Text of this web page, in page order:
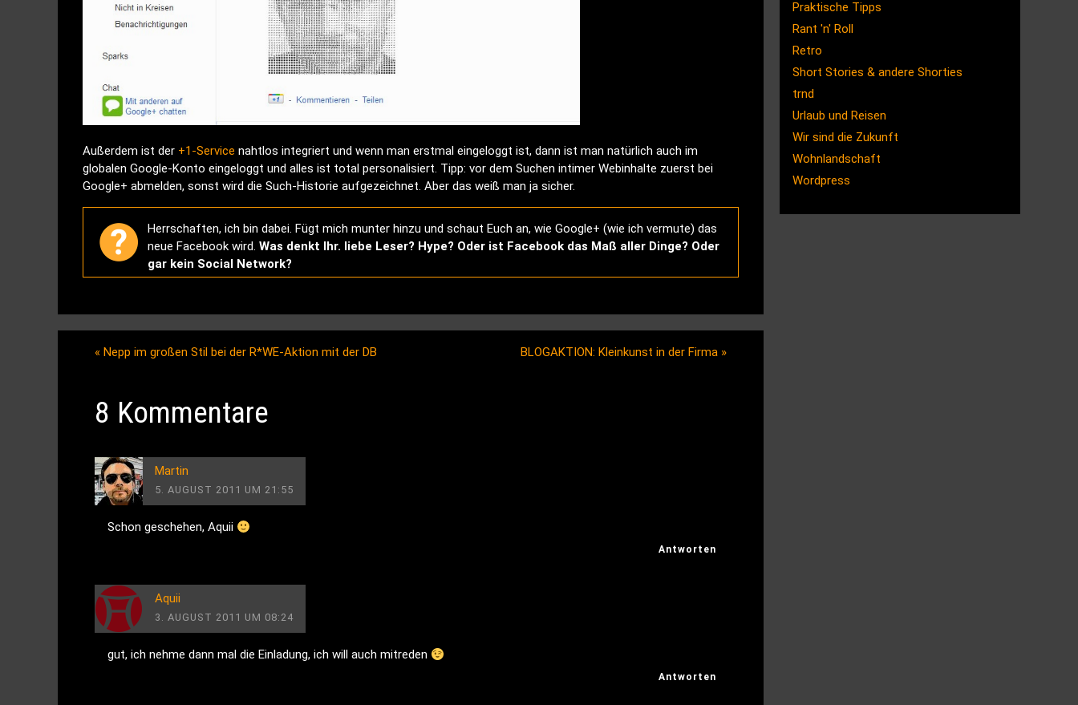
Außerdem ist der +1-Service nahtlos integriert und wenn man erstmal eingeloggt ist, dann ist man natürlich auch im
globalen Google-Konto eingeloggt und alles ist total personalisiert. Tipp: vor dem Suchen intimer Webinhalte zuerst bei
Google+ abmelden, sonst wird die Such-Historie aufgezeichnet. Aber das weiß man ja sicher.
Herrschaften, ich bin dabei. Fügt mich munter hinzu und schaut Euch an, wie Google+ (wie ich vermute) das
neue Facebook wird. Was denkt Ihr. liebe Leser? Hype? Oder ist Facebook das Maß aller Dinge? Oder
gar kein Social Network?
« Nepp im großen Stil bei der R*WE-Aktion mit der DB BLOGAKTION: Kleinkunst in der Firma »
8 Kommentare
Martin
5. AUGUST 2011 UM 21:55
Schon geschehen, Aquii
Antworten
Aquii
3. AUGUST 2011 UM 08:24
gut, ich nehme dann mal die Einladung, ich will auch mitreden
Antworten
Praktische Tipps
Rant 'n' Roll
Retro
Short Stories & andere Shorties
trnd
Urlaub und Reisen
Wir sind die Zukunft
Wohnlandschaft
Wordpress